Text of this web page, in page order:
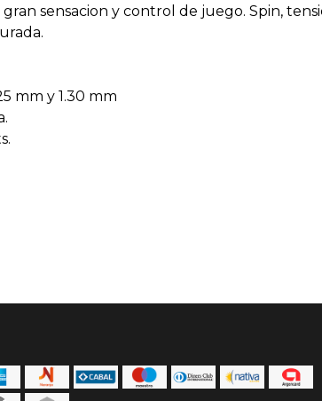
sensacion y control de juego. Spin,
mm y 1.30 mm